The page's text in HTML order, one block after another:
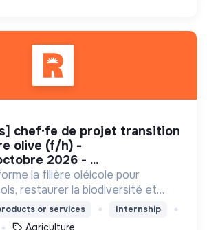
olive (f/h) -
2026 - ...
la filière oléicole pour
restaurer la biodiversité et
rémunération des producteurs.
or services Internship
Agriculture